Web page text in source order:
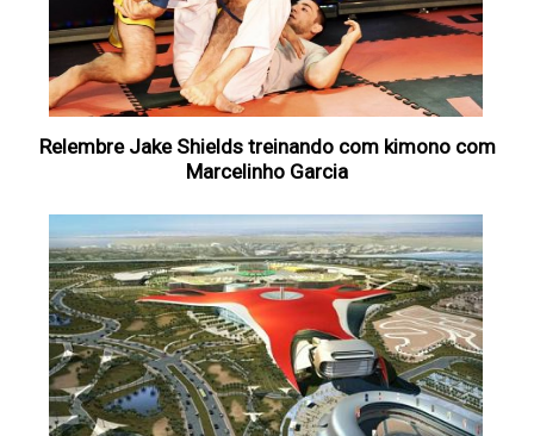
Relembre Jake Shields treinando com kimono com
Marcelinho Garcia